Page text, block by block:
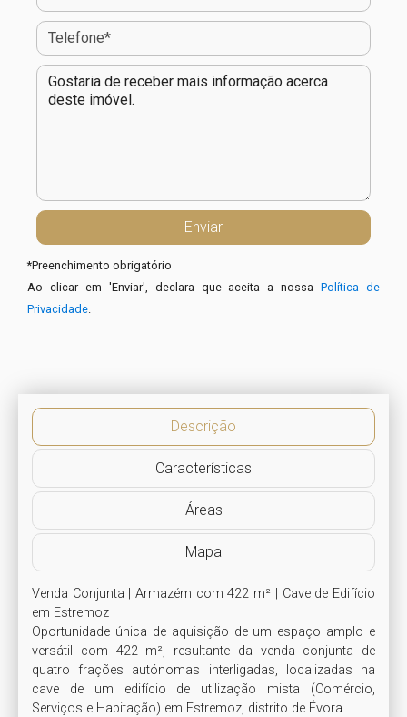
*Preenchimento obrigatório
Ao clicar em 'Enviar', declara que aceita a nossaPolítica de
Privacidade
Descrição
Características
Áreas
Mapa
Venda Conjunta | Armazém com 422 m² | Cave de Edifício
em Estremoz
Oportunidade única de aquisição de um espaço amplo e
versátil com 422 m², resultante da venda conjunta de
quatro frações autónomas interligadas, localizadas na
cave de um edifício de utilização mista (Comércio,
Serviços e Habitação) em Estremoz, distrito de Évora.